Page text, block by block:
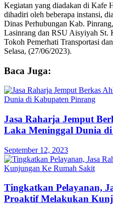
Kegiatan yang diadakan di Kafe
dihadiri oleh beberapa instansi,
Dinas Perhubungan Kab.
Lasinrang dan RSU Aisyiyah St.
Tokoh Pemerhati Transportasi
Selasa, (27/06/2023).
Baca Juga:
Jasa Raharja Jemput
Laka Meninggal Dunia
September 12, 2023
Tingkatkan Pelayanan,
Proaktif Melakukan